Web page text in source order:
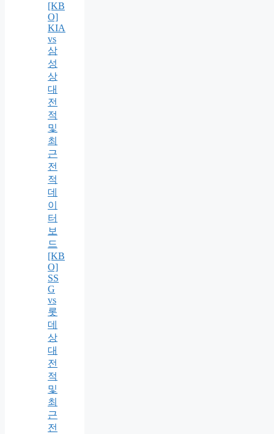
[KB
O]
KIA
vs
삼
성
상
대
전
적
및
최
근
전
적
데
이
터
보
드
[KB
O]
SS
G
vs
롯
데
상
대
전
적
및
최
근
전